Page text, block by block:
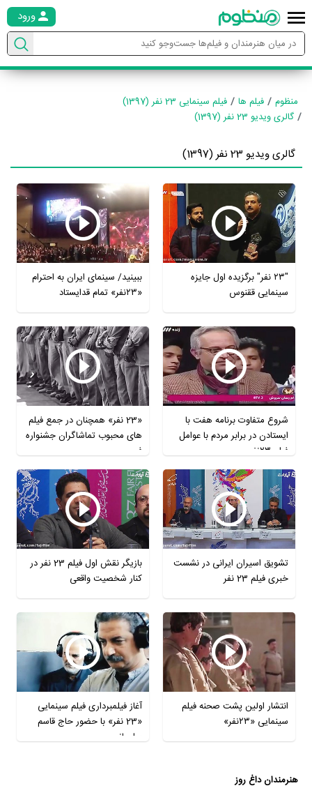
ورود
منظوم فیلم ها
فیلم سینمایی 23 نفر (1397)
گالری ویدیو 23 نفر (1397)
گالری ویدیو 23 نفر (1397)
"۲۳ نفر" برگزیده اول جایزه
سینمایی ققنوس
ببینید/ سینمای ایران به احترام
«۲۳نفر» تمام قدایستاد
شروع متفاوت برنامه هفت با
ایستادن در برابر مردم با عوامل
فیلم ۲۳نفر
«23 نفر» همچنان در جمع فیلم
های محبوب تماشاگران جشنواره
فجر
تشویق اسیران ایرانی در نشست
خبری فیلم 23 نفر
بازیگر نقش اول فیلم 23 نفر در
کنار شخصیت واقعی
انتشار اولین پشت صحنه فیلم
سینمایی «۲۳نفر»
آغاز فیلمبرداری فیلم سینمایی
«23 نفر» با حضور حاج قاسم
سلیمانی
هنرمندان داغ روز